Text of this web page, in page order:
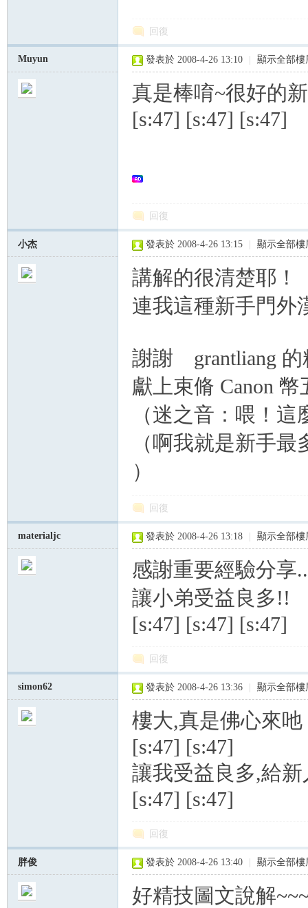
回復
Muyun 發表於 2008-4-26 13:10 顯示全部樓
真是棒唷~很好的
[s:47] [s:47] [s:47]
回復
小杰 發表於 2008-4-26 13:15 顯示全部樓
講解的很清楚耶！
連我這種新手門外
謝謝 grantliang 的
獻上束脩 Canon 幣
（迷之音：喂！
（啊我就是新手
）
回復
materialjc 發表於 2008-4-26 13:18 顯示全部樓
感謝重要經驗分享
讓小弟受益良多!!
[s:47] [s:47] [s:47]
回復
simon62 發表於 2008-4-26 13:36 顯示全部樓
樓大,真是佛心來吔
[s:47] [s:47]
讓我受益良多,給
[s:47] [s:47]
回復
胖俊 發表於 2008-4-26 13:40 顯示全部樓
好精技圖文說解